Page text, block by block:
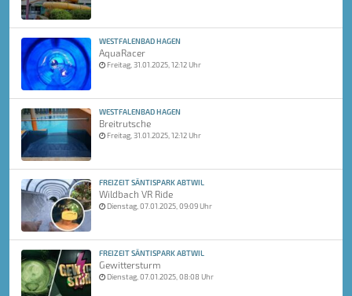
WESTFALENBAD HAGEN
AquaRacer
Freitag, 31.01.2025, 12:12 Uhr
WESTFALENBAD HAGEN
Breitrutsche
Freitag, 31.01.2025, 12:12 Uhr
FREIZEIT SÄNTISPARK ABTWIL
Wildbach VR Ride
Dienstag, 07.01.2025, 09:09 Uhr
FREIZEIT SÄNTISPARK ABTWIL
Gewittersturm
Dienstag, 07.01.2025, 08:08 Uhr